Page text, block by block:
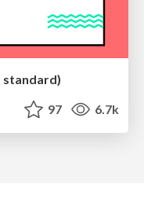
standard)
97 6.7k